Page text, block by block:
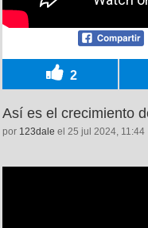
2
Así es el crecimiento
por 123dale el 25 jul 2024, 11:44